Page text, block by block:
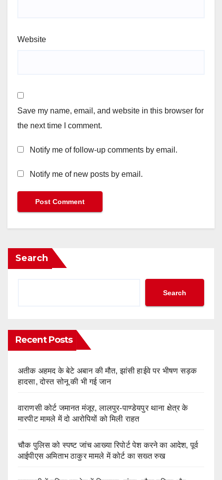
Website
Save my name, email, and website in this browser for
the next time I comment.
Notify me of follow-up comments by email.
Notify me of new posts by email.
Search
Search
Recent Posts
अतीक अहमद के बेटे अबान की मौत, झांसी हाईवे पर भीषण सड़क
हादसा, दोस्त सोनू की भी गई जान
वाराणसी कोर्ट जमानत मंजूर, लालपुर-पाण्डेयपुर थाना क्षेत्र के
मारपीट मामले में दो आरोपियों को मिली राहत
चौक पुलिस को स्पष्ट जांच आख्या रिपोर्ट पेश करने का आदेश, पूर्व
आईपीएस अमिताभ ठाकुर मामले में कोर्ट का सख्त रुख